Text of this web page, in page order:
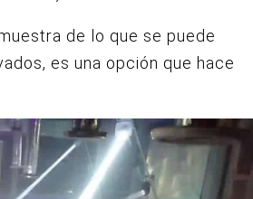
de lo que se puede
es una opción que hace